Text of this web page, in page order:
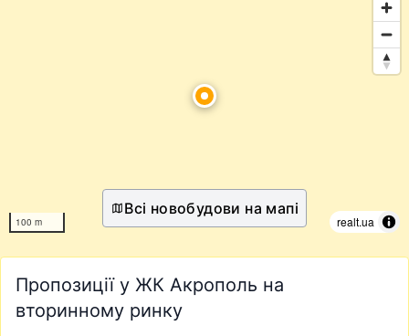
100 m realt.ua
Всі новобудови на мапі
Пропозиції у ЖК Акрополь на
вторинному ринку